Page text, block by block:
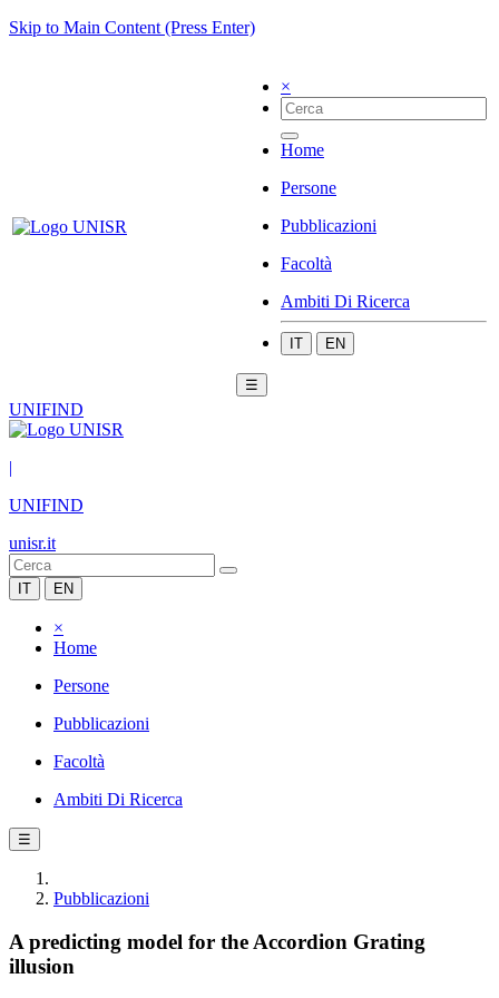
Skip to Main Content (Press Enter)
×
Home
Persone
Pubblicazioni
Facoltà
Ambiti Di Ricerca
IT EN
☰
UNIFIND
|
UNIFIND
unisr.it
IT EN
×
Home
Persone
Pubblicazioni
Facoltà
Ambiti Di Ricerca
☰
Pubblicazioni
A predicting model for the Accordion Grating
illusion